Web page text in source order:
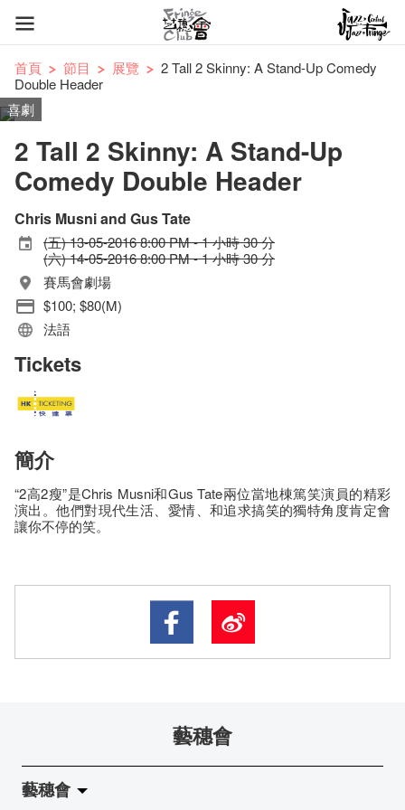
首頁 節目 展覽
2 Tall 2 Skinny: A Stand-Up Comedy
Double Header
喜劇
2 Tall 2 Skinny: A Stand-Up
Comedy Double Header
Chris Musni and Gus Tate
(五) 13-05-2016 8:00 PM - 1 小時 30 分
(六) 14-05-2016 8:00 PM - 1 小時 30 分
賽馬會劇場
$100; $80(M)
法語
Tickets
簡介
“2高2瘦”是Chris Musni和Gus Tate兩位當地棟篤笑演員的精彩
演出。他們對現代生活、愛情、和追求搞笑的獨特角度肯定會
讓你不停的笑。
藝穗會
藝穗會